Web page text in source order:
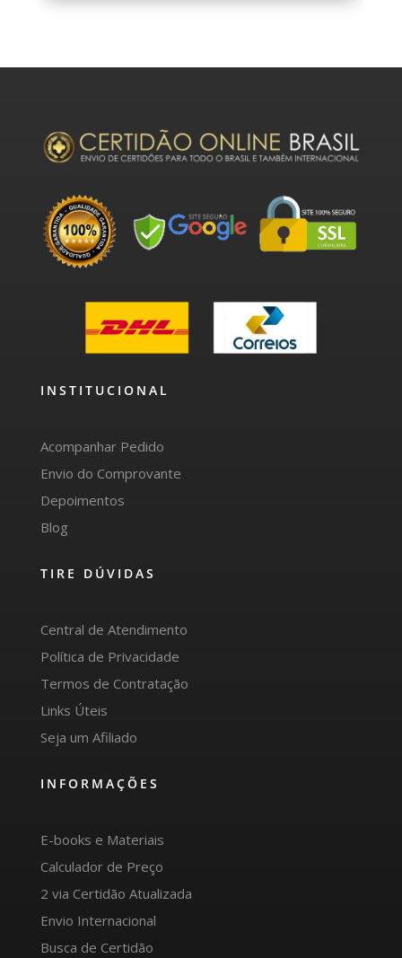
INSTITUCIONAL
Acompanhar Pedido
Envio do Comprovante
Depoimentos
Blog
TIRE DÚVIDAS
Central de Atendimento
Política de Privacidade
Termos de Contratação
Links Úteis
Seja um Afiliado
INFORMAÇÕES
E-books e Materiais
Calculador de Preço
2 via Certidão Atualizada
Envio Internacional
Busca de Certidão